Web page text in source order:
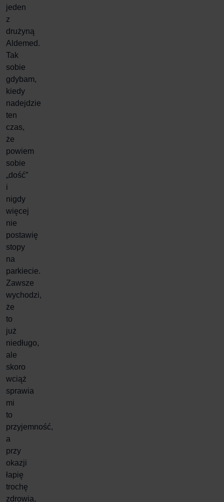
jeden
z
drużyną
Aldemed .
Tak
sobie
gdybam,
kiedy
nadejdzie
ten
czas,
że
powiem
sobie
„dość”
i
nigdy
więcej
nie
postawię
stopy
na
parkiecie.
Zawsze
wychodzi,
że
to
już
niedługo,
ale
skoro
wciąż
sprawia
mi
to
przyjemność,
a
przy
okazji
łapię
trochę
zdrowia,